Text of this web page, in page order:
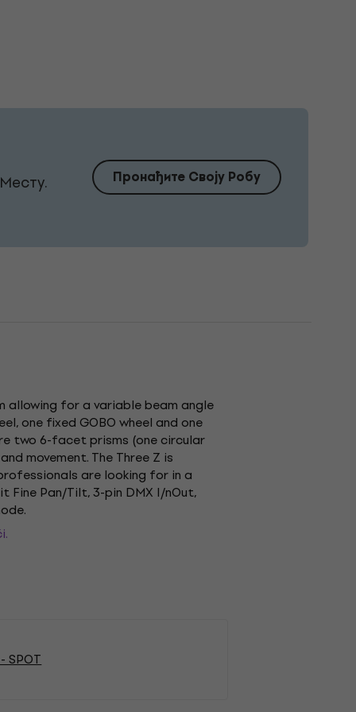
Пронађите Своју Робу
allowing for a variable beam angle
one fixed GOBO wheel and one
two 6-facet prisms (one circular
movement. The Three Z is
are looking for in a
Fine Pan/Tilt, 3-pin DMX I/nOut,
SPOT